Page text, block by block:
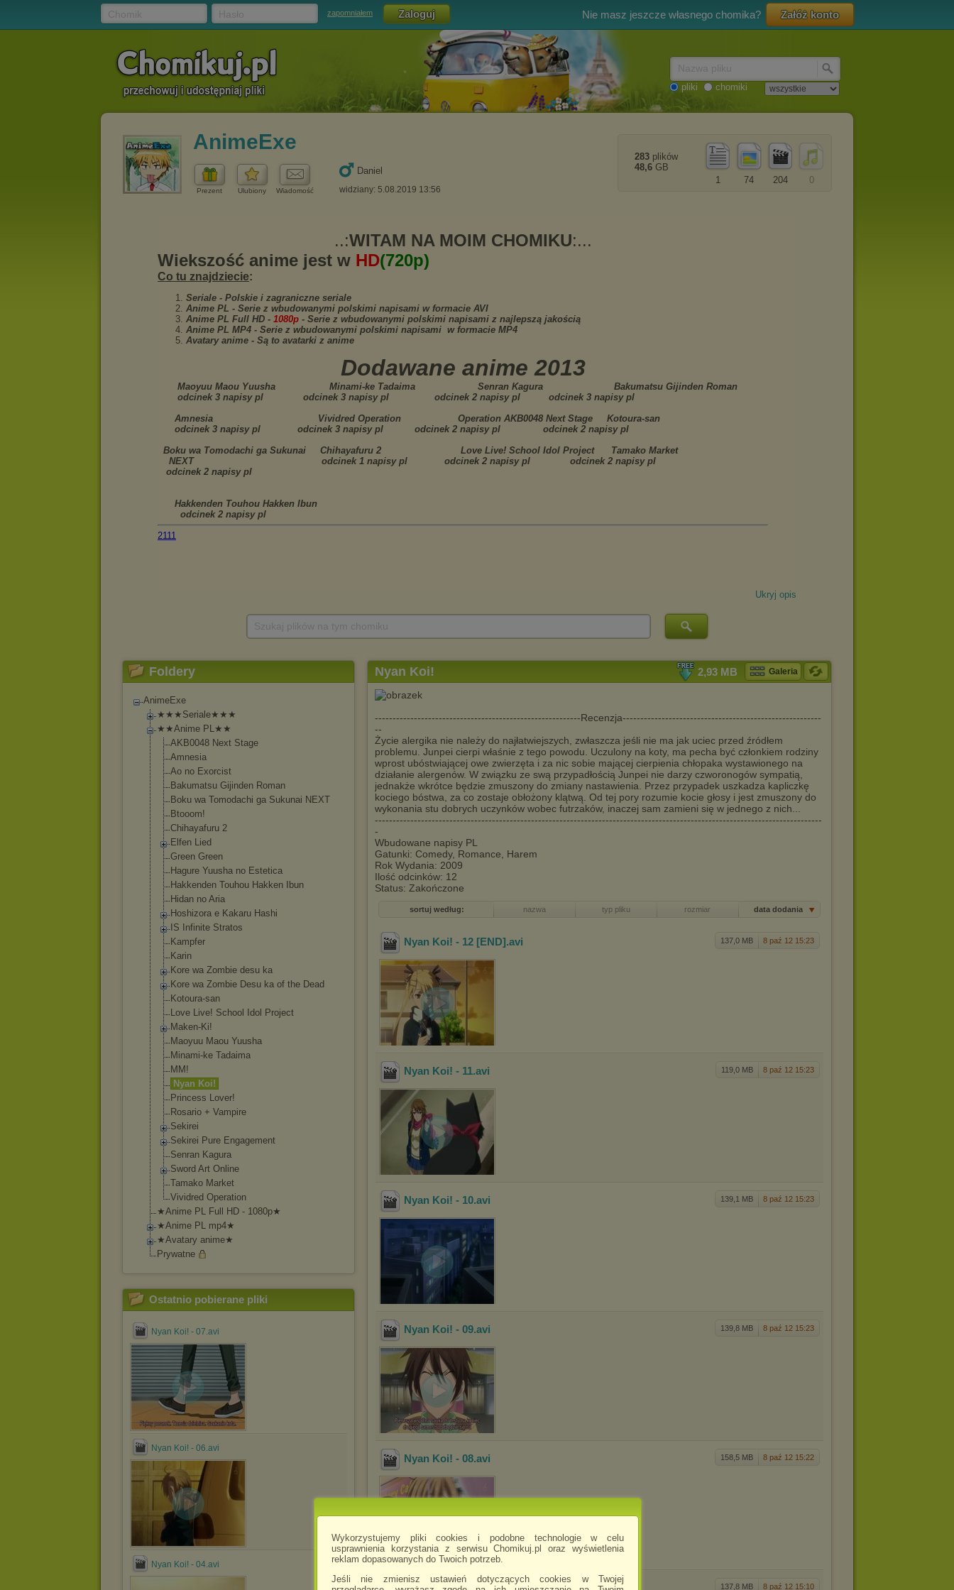
Wykorzystujemy pliki cookies i podobne technologie w celu
usprawnienia korzystania z serwisu Chomikuj.pl oraz wyświetlenia
reklam dopasowanych do Twoich potrzeb.
Jeśli nie zmienisz ustawień dotyczących cookies w Twojej
zapomniałem Nie masz jeszcze własnego chomika? Załóż konto
pliki chomiki
AnimeExe
Prezent Ulubiony Wiadomość
Daniel
widziany: 5.08.2019 13:56
0
204
74
1
283 plików
48,6 GB
Ukryj opis
Foldery
AnimeExe
★★★Seriale★★★
★★Anime PL★★
AKB0048 Next Stage
Amnesia
Ao no Exorcist
Bakumatsu Gijinden Roman
Boku wa Tomodachi ga Sukunai NEXT
Btooom!
Chihayafuru 2
Elfen Lied
Green Green
Hagure Yuusha no Estetica
Hakkenden Touhou Hakken Ibun
Hidan no Aria
Hoshizora e Kakaru Hashi
IS Infinite Stratos
Kampfer
Karin
Kore wa Zombie desu ka
Kore wa Zombie Desu ka of the Dead
Kotoura-san
Love Live! School Idol Project
Maken-Ki!
Maoyuu Maou Yuusha
Minami-ke Tadaima
MM!
Nyan Koi!
Princess Lover!
Rosario + Vampire
Sekirei
Sekirei Pure Engagement
Senran Kagura
Sword Art Online
Tamako Market
Vividred Operation
★Anime PL Full HD - 1080p★
★Anime PL mp4★
★Avatary anime★
Prywatne
Ostatnio pobierane pliki
Nyan Koi! - 07.avi
Nyan Koi! - 06.avi
Nyan Koi! - 04.avi
Nyan Koi! 2,93 MB Galeria
----------------------------------------------------------Recenzja--------------------------------------------------------
--
Życie alergika nie należy do najłatwiejszych, zwłaszcza jeśli nie ma jak uciec przed źródłem
problemu. Junpei cierpi właśnie z tego powodu. Uczulony na koty, ma pecha być członkiem rodziny
wprost ubóstwiającej owe zwierzęta i za nic sobie mającej cierpienia chłopaka wystawionego na
działanie alergenów. W związku ze swą przypadłością Junpei nie darzy czworonogów sympatią,
jednakże wkrótce będzie zmuszony do zmiany nastawienia. Przez przypadek uszkadza kapliczkę
kociego bóstwa, za co zostaje obłożony klątwą. Od tej pory rozumie kocie głosy i jest zmuszony do
wykonania stu dobrych uczynków wobec futrzaków, inaczej sam zamieni się w jednego z nich...
------------------------------------------------------------------------------------------------------------------------------
-
Wbudowane napisy PL
Gatunki: Comedy, Romance, Harem
Rok Wydania: 2009
Ilość odcinków: 12
Status: Zakończone
sortuj według: nazwa typ pliku rozmiar data dodania
137,0 MB 8 paź 12 15:23
Nyan Koi! - 12 [END] .avi
119,0 MB 8 paź 12 15:23
Nyan Koi! - 11.avi
139,1 MB 8 paź 12 15:23
Nyan Koi! - 10.avi
139,8 MB 8 paź 12 15:23
Nyan Koi! - 09.avi
158,5 MB 8 paź 12 15:22
Nyan Koi! - 08.avi
137,8 MB 8 paź 12 15:10